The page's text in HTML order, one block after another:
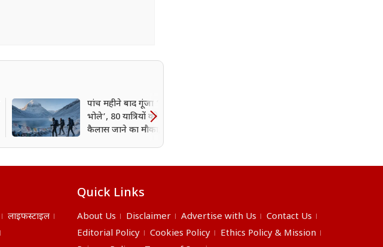
पांच महीने बाद गूंजा ‘बम-बम
भोले’, 80 यात्रियों को मिला आदि
कैलास जाने का मौका; जानें कैसे
लाइफस्टाइल
Quick Links
About Us Disclaimer Advertise with Us
Contact Us
Editorial Policy
Cookies Policy
Ethics Policy & Mission